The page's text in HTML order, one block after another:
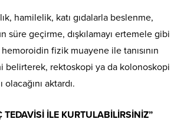
hamilelik, katı gıdalarla beslenme,
süre geçirme, dışkılamayı ertemele gibi
fizik muayene ile tanısının
belirterek, rektoskopi ya da kolonoskopi
olacağını aktardı.
TEDAVİSİ İLE KURTULABİLİRSİNİZ”